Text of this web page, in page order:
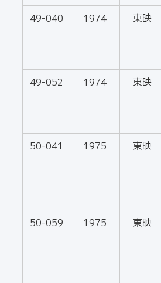
49-040 1974 東映
49-052 1974 東映
50-041 1975 東映
50-059 1975 東映